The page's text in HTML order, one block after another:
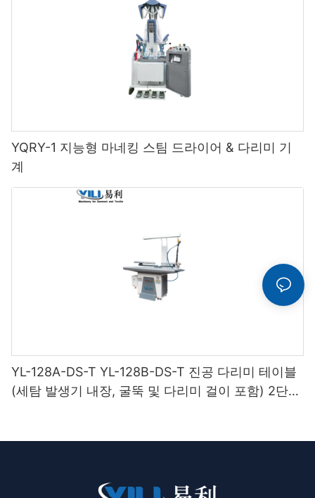
YQRY-1 지능형 마네킹 스팀 드라이어 & 다리미 기
계
YL-128A-DS-T YL-128B-DS-T 진공 다리미 테이블
(세탐 발생기 내장, 굴뚝 및 다리미 걸이 포함) 2단